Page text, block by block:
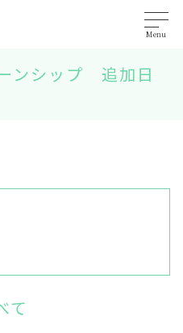
Menu
ンシップ 追加日
て